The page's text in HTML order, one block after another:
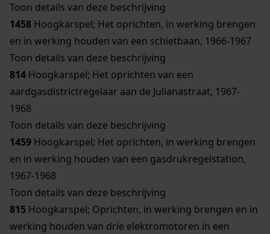
Toon details van deze beschrijving
1458 Hoogkarspel; Het oprichten, in werking brengen
en in werking houden van een schietbaan, 1966-1967
Toon details van deze beschrijving
814 Hoogkarspel; Het oprichten van een
aardgasdistrictregelaar aan de Julianastraat, 1967-
1968
Toon details van deze beschrijving
1459 Hoogkarspel; Het oprichten, in werking brengen
en in werking houden van een gasdrukregelstation,
1967-1968
Toon details van deze beschrijving
815 Hoogkarspel; Oprichten, in werking brengen en in
werking houden van drie elektromotoren in een